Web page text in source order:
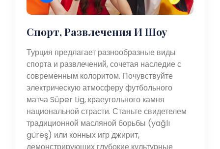
Спорт, Развлечения И Шоу
Турция предлагает разнообразные виды
спорта и развлечений, сочетая наследие с
современным колоритом. Почувствуйте
электрическую атмосферу футбольного
матча Süper Lig, краеугольного камня
национальной страсти. Станьте свидетелем
традиционной масляной борьбы (yağlı
güreş) или конных игр джирит,